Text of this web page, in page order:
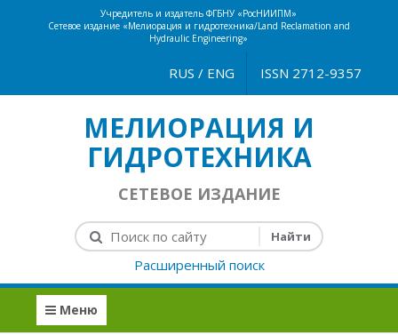
Учредитель и издатель ФГБНУ «РосНИИПМ»
Сетевое издание «Мелиорация и гидротехника/Land Reclamation and
Hydraulic Engineering»
ISSN 2712-9357
RUS / ENG
МЕЛИОРАЦИЯ И
ГИДРОТЕХНИКА
СЕТЕВОЕ ИЗДАНИЕ
Расширенный поиск
Меню